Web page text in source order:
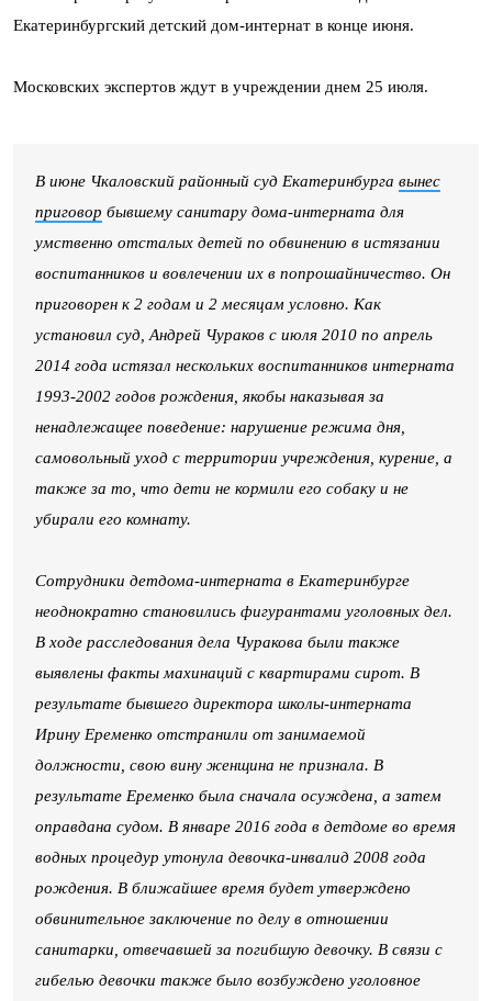
Екатеринбургский детский дом-интернат в конце июня.
Московских экспертов ждут в учреждении днем 25 июля.
В июне Чкаловский районный суд Екатеринбурга вынес
приговор бывшему санитару дома-интерната для
умственно отсталых детей по обвинению в истязании
воспитанников и вовлечении их в попрошайничество. Он
приговорен к 2 годам и 2 месяцам условно. Как
установил суд, Андрей Чураков с июля 2010 по апрель
2014 года истязал нескольких воспитанников интерната
1993-2002 годов рождения, якобы наказывая за
ненадлежащее поведение: нарушение режима дня,
самовольный уход с территории учреждения, курение, а
также за то, что дети не кормили его собаку и не
убирали его комнату.
Сотрудники детдома-интерната в Екатеринбурге
неоднократно становились фигурантами уголовных дел.
В ходе расследования дела Чуракова были также
выявлены факты махинаций с квартирами сирот. В
результате бывшего директора школы-интерната
Ирину Еременко отстранили от занимаемой
должности, свою вину женщина не признала. В
результате Еременко была сначала осуждена, а затем
оправдана судом. В январе 2016 года в детдоме во время
водных процедур утонула девочка-инвалид 2008 года
рождения. В ближайшее время будет утверждено
обвинительное заключение по делу в отношении
санитарки, отвечавшей за погибшую девочку. В связи с
гибелью девочки также было возбуждено уголовное